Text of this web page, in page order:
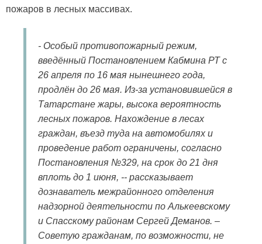
пожаров в лесных массивах.
- Особый противопожарный режим,
введённый Постановлением Кабмина РТ с
26 апреля по 16 мая нынешнего года,
продлён до 26 мая. Из-за установившейся в
Татарстане жары, высока вероятность
лесных пожаров. Нахождение в лесах
граждан, въезд туда на автомобилях и
проведение работ ограничены, согласно
Постановления №329, на срок до 21 дня
вплоть до 1 июня, -- рассказывает
дознаватель межрайонного отделения
надзорной деятельности по Алькеевскому
и Спасскому районам Сергей Деманов. –
Советую гражданам, по возможности, не